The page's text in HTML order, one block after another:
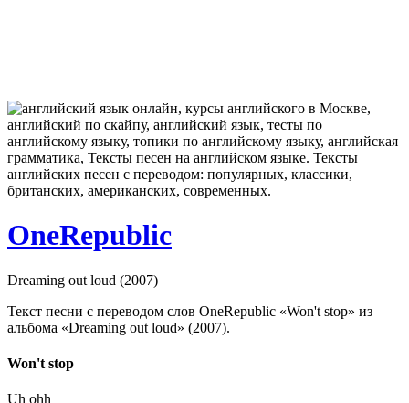
OneRepublic
Dreaming out loud (2007)
Текст песни с переводом слов OneRepublic «Won't stop» из
альбома «Dreaming out loud» (2007).
Won't stop
Uh ohh